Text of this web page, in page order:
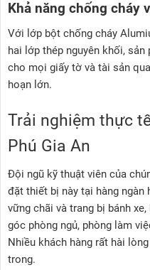
Khả năng chống cháy
Với lớp bột chống cháy
hai lớp thép nguyên khối,
cho mọi giấy tờ và tài sản
hoạn lớn.
Trải nghiệm thực
Phú Gia An
Đội ngũ kỹ thuật viên của
đặt thiết bị này tại hàng
vững chãi và trang bị bánh
góc phòng ngủ, phòng làm
Nhiều khách hàng rất hài
trong.